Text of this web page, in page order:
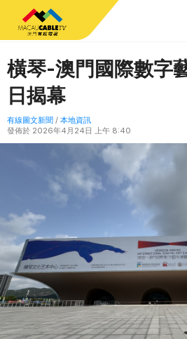
橫琴-澳門國際數字
日揭幕
有線圖文新聞 / 本地資訊
發佈於 2026年4月24日 上午 8:40